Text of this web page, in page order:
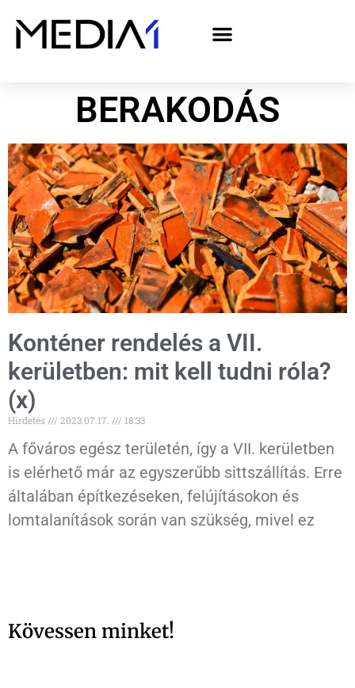
BERAKODÁS
Konténer rendelés a VII.
kerületben: mit kell tudni róla?
(x)
Hirdetés 2023.07.17. 18:33
A főváros egész területén, így a VII. kerületben
is elérhető már az egyszerűbb sittszállítás. Erre
általában építkezéseken, felújításokon és
lomtalanítások során van szükség, mivel ez
Kövessen minket!